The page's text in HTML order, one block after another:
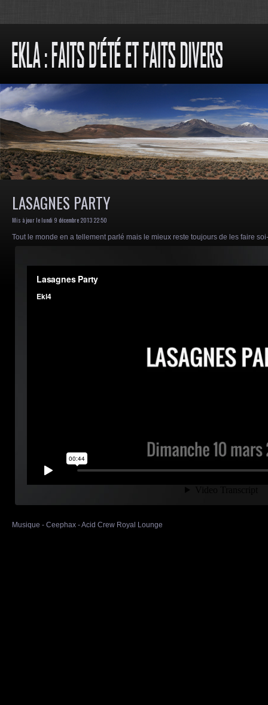
LASAGNES PARTY
Mis à jour le lundi 9 décembre 2013 22:50
Tout le monde en a tellement parlé mais le mieux reste toujours de les faire
Musique - Ceephax - Acid Crew Royal Lounge